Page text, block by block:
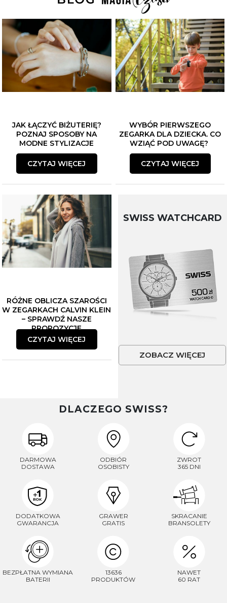
JAK ŁĄCZYĆ BIŻUTERIĘ?
POZNAJ SPOSOBY NA
MODNE STYLIZACJE
CZYTAJ WIĘCEJ
WYBÓR PIERWSZEGO
ZEGARKA DLA DZIECKA. CO
WZIĄĆ POD UWAGĘ?
CZYTAJ WIĘCEJ
RÓŻNE OBLICZA SZAROŚCI
W ZEGARKACH CALVIN KLEIN
– SPRAWDŹ NASZE
PROPOZYCJE
CZYTAJ WIĘCEJ
SWISS WATCHCARD
ZOBACZ WIĘCEJ
DLACZEGO SWISS?
DARMOWA
DOSTAWA
ODBIÓR
OSOBISTY
ZWROT
365 DNI
DODATKOWA
GWARANCJA
GRAWER
GRATIS
SKRACANIE
BRANSOLETY
BEZPŁATNA WYMIANA
BATERII
13636
PRODUKTÓW
NAWET
60 RAT